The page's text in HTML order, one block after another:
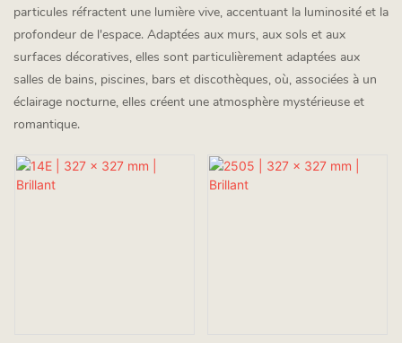
particules réfractent une lumière vive, accentuant la luminosité et la
profondeur de l'espace. Adaptées aux murs, aux sols et aux
surfaces décoratives, elles sont particulièrement adaptées aux
salles de bains, piscines, bars et discothèques, où, associées à un
éclairage nocturne, elles créent une atmosphère mystérieuse et
romantique.